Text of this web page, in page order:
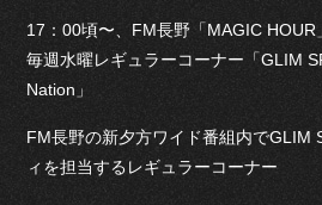
17：00頃〜、FM長野「MAGIC
毎週水曜レギュラーコーナー「GLIM
Nation」
FM長野の新夕方ワイド番組内でGLIM
ィを担当するレギュラーコーナー